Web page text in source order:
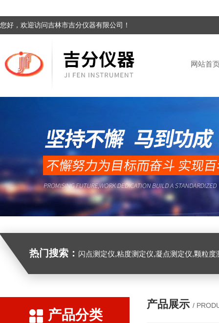
您好，欢迎访问吉林市吉分仪器有限公司！
网站首
热门搜索： 闪点测定仪,粘度测定仪,凝点测定仪,颗粒
产品分类
产品展示 /